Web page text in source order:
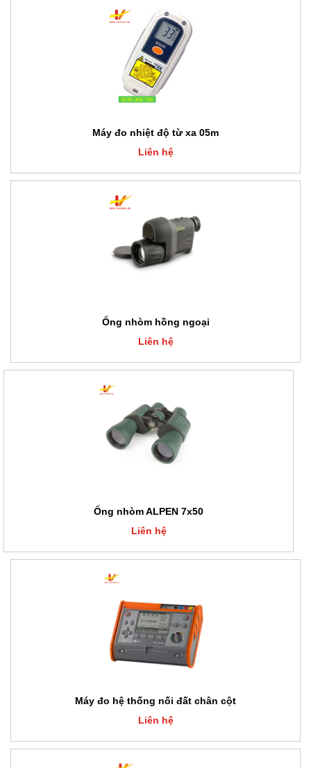
Máy đo nhiệt độ từ xa 05m
Liên hệ
Ống nhòm hồng ngoại
Liên hệ
Ống nhòm ALPEN 7x50
Liên hệ
Máy đo hệ thống nối đất chân cột
Liên hệ